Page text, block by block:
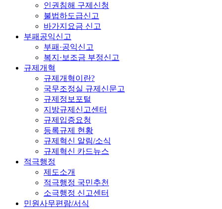
인권침해 구제신청
불법하도급신고
바가지요금 신고
부패공익신고
부패·공익신고
복지·보조금 부정신고
규제개혁
규제개혁이란?
국무조정실 규제신문고
규제정보포털
지방규제신고센터
규제입증요청
등록규제 현황
규제혁신 알림/소식
규제혁신 카드뉴스
적극행정
제도소개
적극행정 국민추천
소극행정 신고센터
민원사무편람/서식